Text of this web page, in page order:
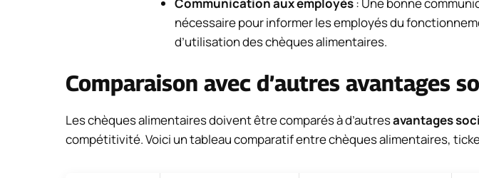
Communication aux employés: Une bonne
nécessaire pour informer les employés du
d’utilisation des chèques alimentaires.
Comparaison avec d’autres avantages
Les chèques alimentaires doivent être comparés à d’autresavantages
compétitivité. Voici un tableau comparatif entre chèques alimentaires,